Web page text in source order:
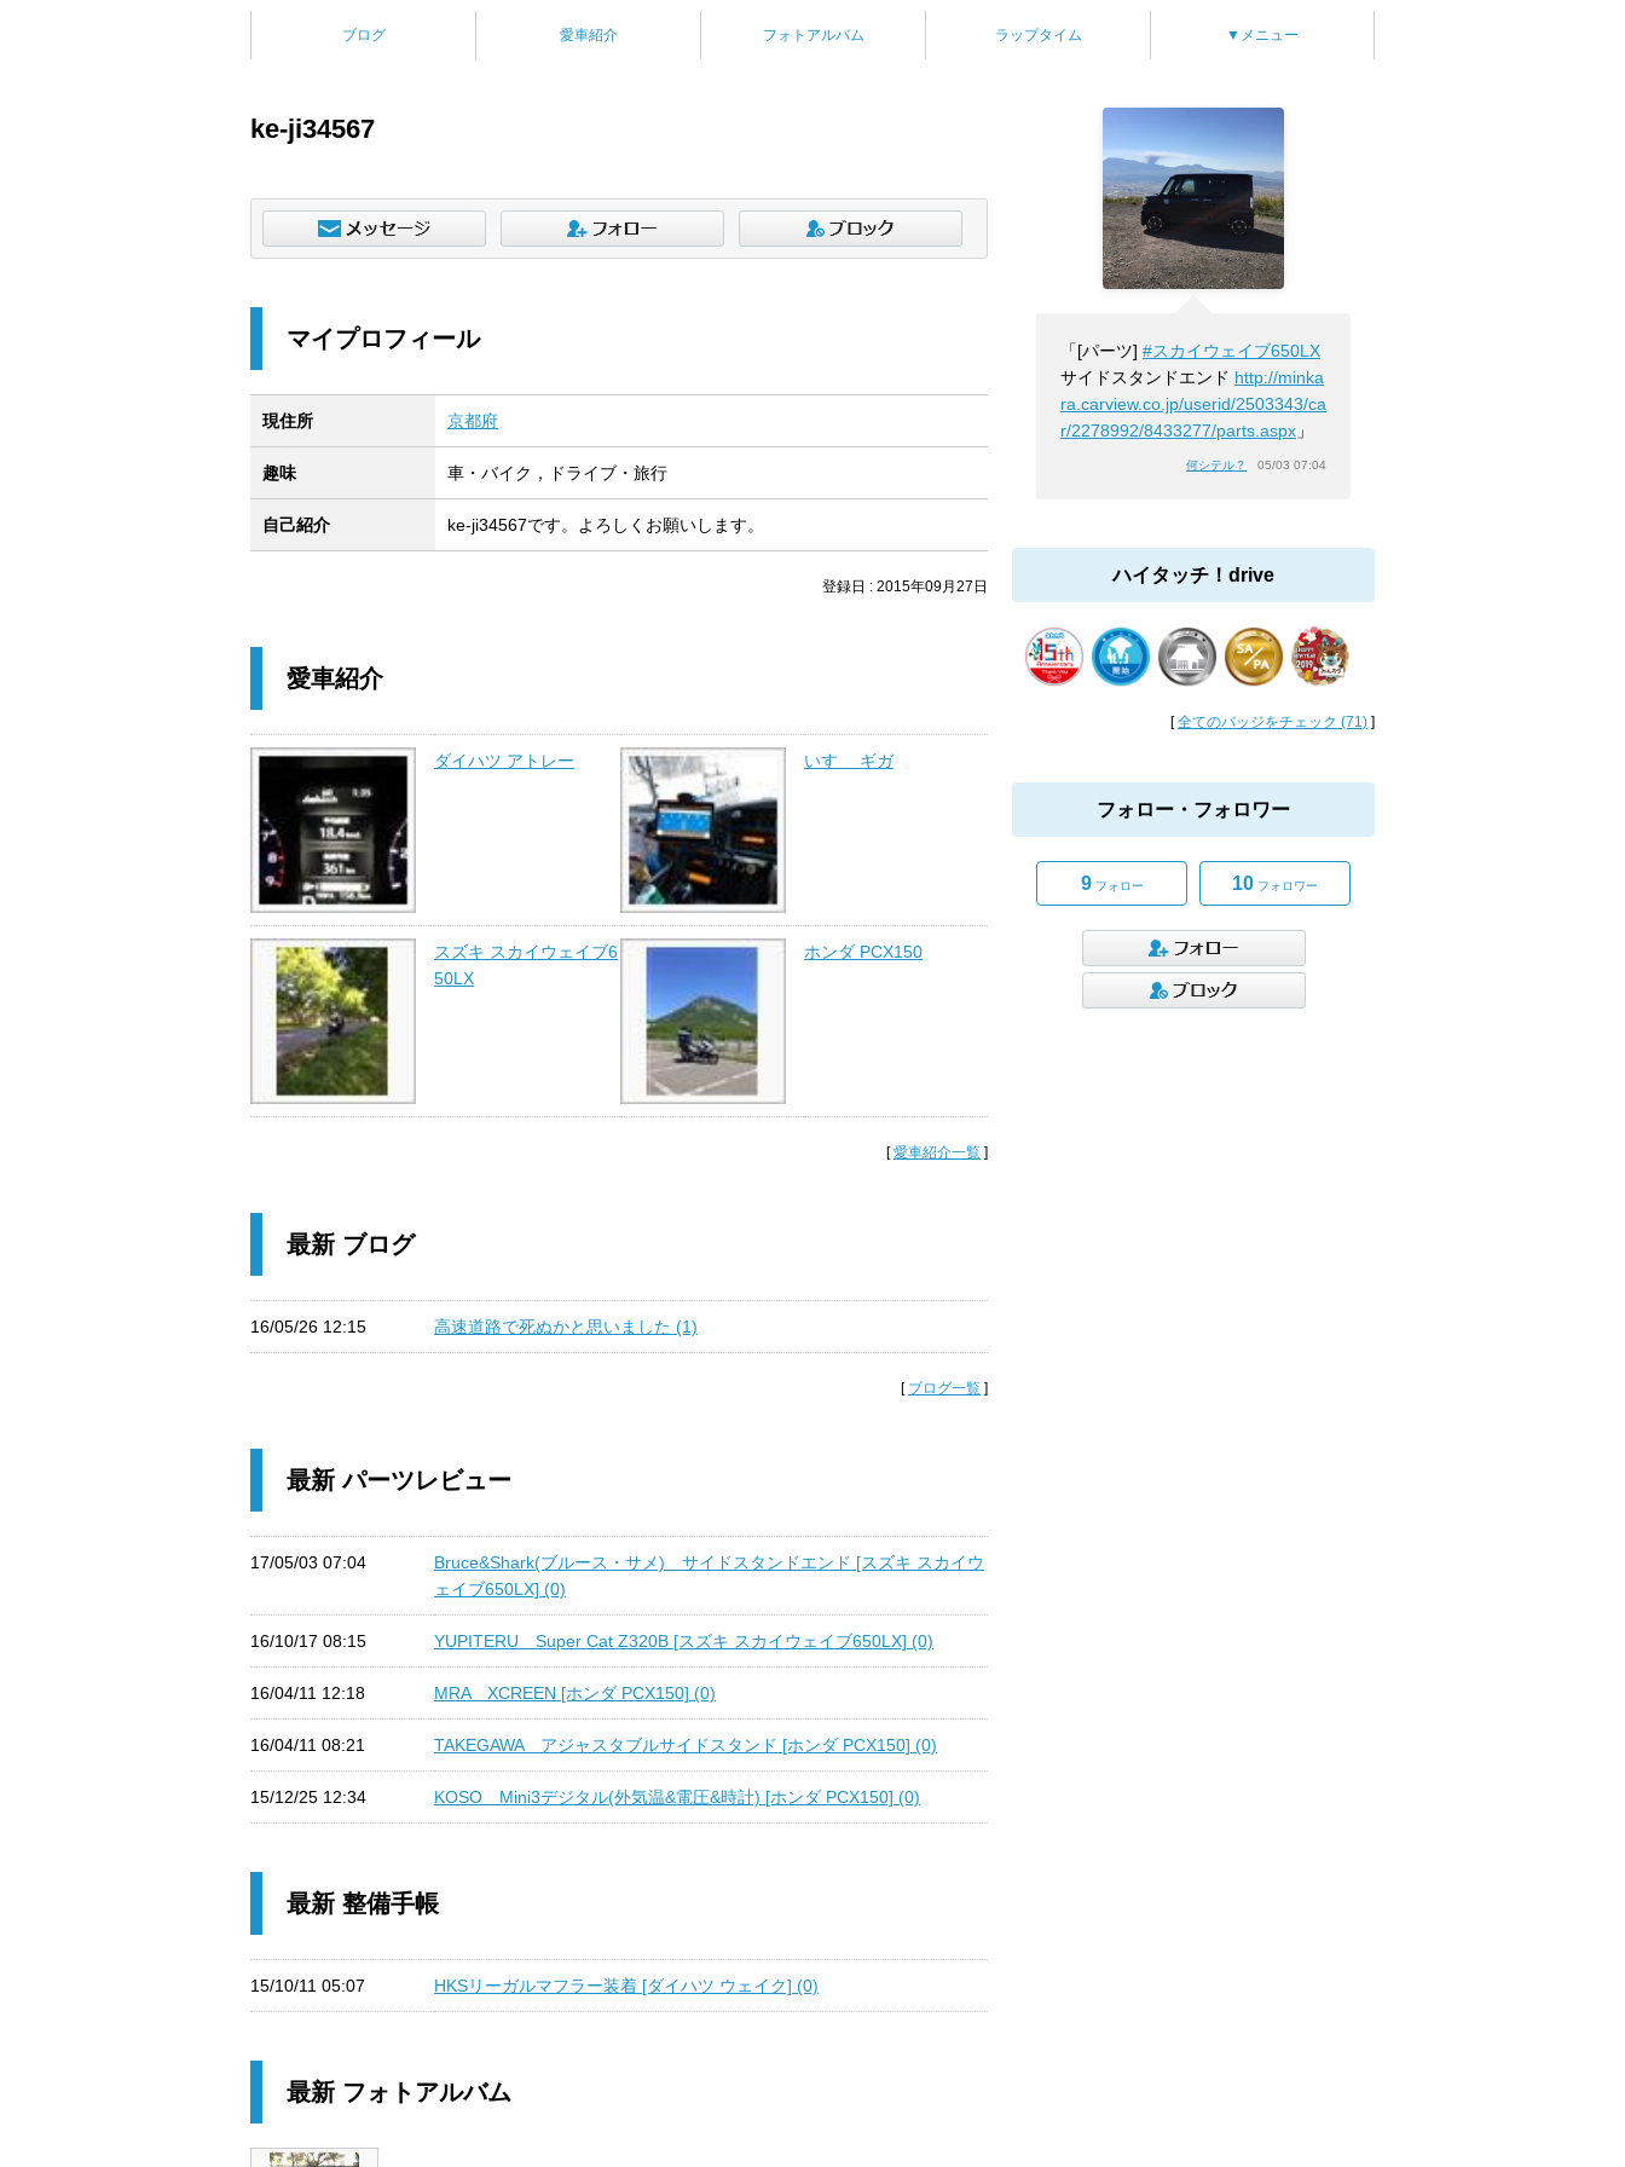
ブログ 愛車紹介 フォトアルバム ラップタイム ▼メニュー
ke-ji34567
「[パーツ] #スカイウェイブ650LX
サイドスタンドエンド http://minka
ra.carview.co.jp/userid/2503343/ca
r/2278992/8433277/parts.aspx 」
何シテル？ 05/03 07:04
ハイタッチ！drive
[全てのバッジをチェック (71) ]
フォロー・フォロワー
9フォロー 10 フォロワー
マイプロフィール
現住所 京都府
趣味 車・バイク，ドライブ・旅行
自己紹介 ke-ji34567です。よろしくお願いします。
登録日 : 2015年09月27日
愛車紹介
ダイハツ アトレー いすゞ ギガ
スズキ スカイウェイブ6
50LX
ホンダ PCX150
[愛車紹介一覧 ]
最新 ブログ
16/05/26 12:15 高速道路で死ぬかと思いました (1)
[ ブログ一覧 ]
最新 パーツレビュー
17/05/03 07:04
Bruce&Shark(ブルース・サメ) サイドスタンドエンド [スズキ スカイウ
ェイブ650LX] (0)
16/10/17 08:15 YUPITERU Super Cat Z320B [スズキ スカイウェイブ650LX] (0)
16/04/11 12:18 MRA XCREEN [ホンダ PCX150] (0)
16/04/11 08:21 TAKEGAWA アジャスタブルサイドスタンド [ホンダ PCX150] (0)
15/12/25 12:34 KOSO Mini3デジタル(外気温&電圧&時計) [ホンダ PCX150] (0)
最新 整備手帳
15/10/11 05:07 HKSリーガルマフラー装着 [ダイハツ ウェイク] (0)
最新 フォトアルバム